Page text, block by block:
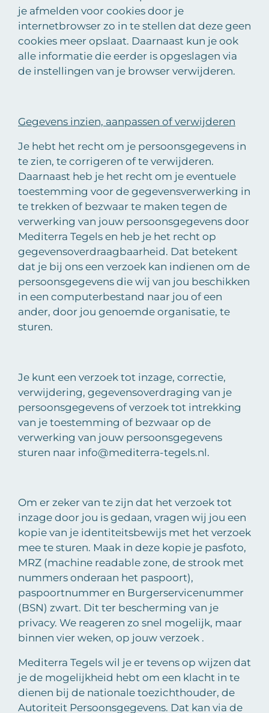
je afmelden voor cookies door je
internetbrowser zo in te stellen dat deze geen
cookies meer opslaat. Daarnaast kun je ook
alle informatie die eerder is opgeslagen via
de instellingen van je browser verwijderen.
Gegevens inzien, aanpassen of verwijderen
Je hebt het recht om je persoonsgegevens in
te zien, te corrigeren of te verwijderen.
Daarnaast heb je het recht om je eventuele
toestemming voor de gegevensverwerking in
te trekken of bezwaar te maken tegen de
verwerking van jouw persoonsgegevens door
Mediterra Tegels en heb je het recht op
gegevensoverdraagbaarheid. Dat betekent
dat je bij ons een verzoek kan indienen om de
persoonsgegevens die wij van jou beschikken
in een computerbestand naar jou of een
ander, door jou genoemde organisatie, te
sturen.
Je kunt een verzoek tot inzage, correctie,
verwijdering, gegevensoverdraging van je
persoonsgegevens of verzoek tot intrekking
van je toestemming of bezwaar op de
verwerking van jouw persoonsgegevens
sturen naar info@mediterra-tegels.nl.
Om er zeker van te zijn dat het verzoek tot
inzage door jou is gedaan, vragen wij jou een
kopie van je identiteitsbewijs met het verzoek
mee te sturen. Maak in deze kopie je pasfoto,
MRZ (machine readable zone, de strook met
nummers onderaan het paspoort),
paspoortnummer en Burgerservicenummer
(BSN) zwart. Dit ter bescherming van je
privacy. We reageren zo snel mogelijk, maar
binnen vier weken, op jouw verzoek .
Mediterra Tegels wil je er tevens op wijzen dat
je de mogelijkheid hebt om een klacht in te
dienen bij de nationale toezichthouder, de
Autoriteit Persoonsgegevens. Dat kan via de